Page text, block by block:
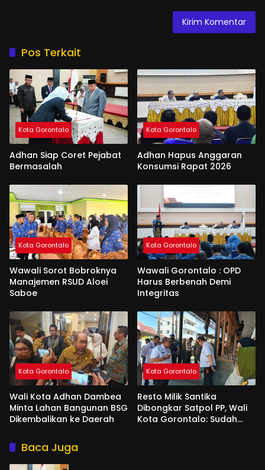
Pos Terkait
Kota Gorontalo
Adhan Siap Coret Pejabat
Bermasalah
Kota Gorontalo
Adhan Hapus Anggaran
Konsumsi Rapat 2026
Kota Gorontalo
Wawali Sorot Bobroknya
Manajemen RSUD Aloei
Saboe
Kota Gorontalo
Wawali Gorontalo : OPD
Harus Berbenah Demi
Integritas
Kota Gorontalo
Wali Kota Adhan Dambea
Minta Lahan Bangunan BSG
Dikembalikan ke Daerah
Kota Gorontalo
Resto Milik Santika
Dibongkar Satpol PP, Wali
Kota Gorontalo: Sudah
Baca Juga